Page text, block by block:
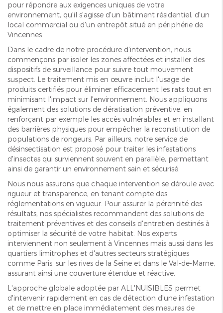
pour répondre aux exigences uniques de votre
environnement, qu'il s'agisse d'un bâtiment résidentiel, d'un
local commercial ou d'un entrepôt situé en périphérie de
Vincennes.
Dans le cadre de notre procédure d'intervention, nous
commençons par isoler les zones affectées et installer des
dispositifs de surveillance pour suivre tout mouvement
suspect. Le traitement mis en œuvre inclut l'usage de
produits certifiés pour éliminer efficacement les rats tout en
minimisant l'impact sur l'environnement. Nous appliquons
également des solutions de dératisation préventive, en
renforçant par exemple les accès vulnérables et en installant
des barrières physiques pour empêcher la reconstitution de
populations de rongeurs. Par ailleurs, notre service de
désinsectisation est proposé pour traiter les infestations
d'insectes qui surviennent souvent en parallèle, permettant
ainsi de garantir un environnement sain et sécurisé.
Nous nous assurons que chaque intervention se déroule avec
rigueur et transparence, en tenant compte des
réglementations en vigueur. Pour assurer la pérennité des
résultats, nos spécialistes recommandent des solutions de
traitement préventives et des conseils d'entretien destinés à
optimiser la sécurité de votre habitat. Nos experts
interviennent non seulement à Vincennes mais aussi dans les
quartiers limitrophes et d'autres secteurs stratégiques
comme Paris, sur les rives de la Seine et dans le Val-de-Marne,
assurant ainsi une couverture étendue et réactive.
L'approche globale adoptée par ALL'NUISIBLES permet
d'intervenir rapidement en cas de détection d'une infestation
et de mettre en place immédiatement des mesures de